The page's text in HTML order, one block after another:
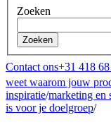
Zoeken
Zoeken
Contact ons+31 418
weet waarom jouw
inspiratie/marketing en
is voor je doelgroep/